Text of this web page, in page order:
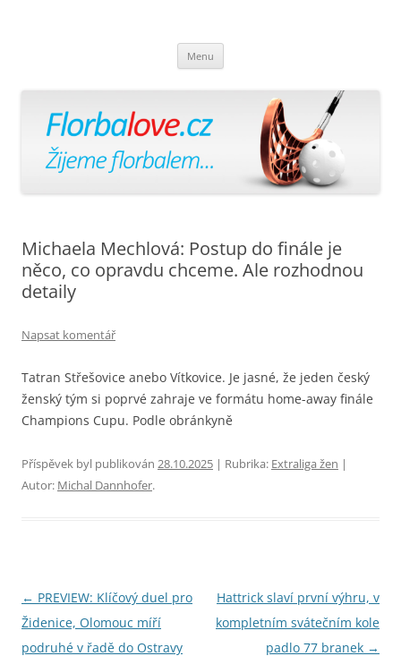
Menu
webu
Michaela Mechlová: Postup do finále je
něco, co opravdu chceme. Ale rozhodnou
detaily
Napsat komentář
Tatran Střešovice anebo Vítkovice. Je jasné, že jeden český
ženský tým si poprvé zahraje ve formátu home-away finále
Champions Cupu. Podle obránkyně
Příspěvek byl publikován 28.10.2025 | Rubrika: Extraliga žen |
Autor: Michal Dannhofer.
Navigace
pro
příspěvky
← PREVIEW: Klíčový duel pro
Židenice, Olomouc míří
podruhé v řadě do Ostravy
Hattrick slaví první výhru, v
kompletním svátečním kole
padlo 77 branek →